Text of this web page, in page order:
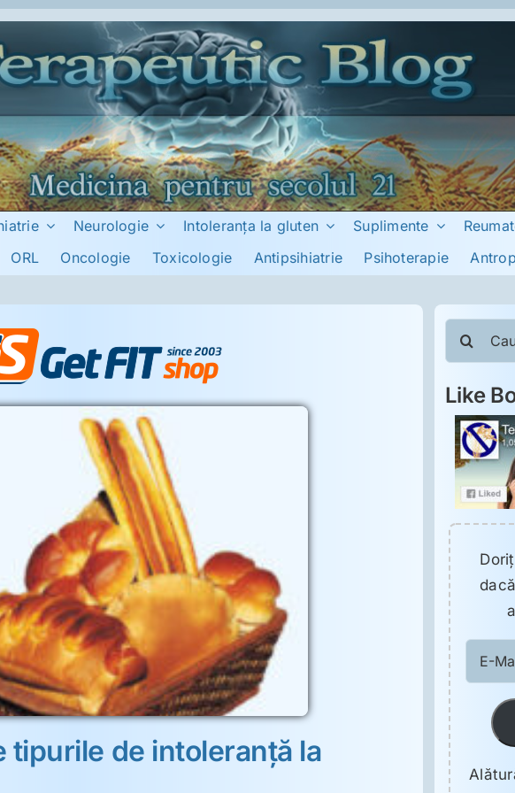
Neurologie Intoleranţa la gluten Suplimente
ORL Oncologie Toxicologie Antipsihiatrie Psihoterapie
tipurile de intoleranţă la
Like
Mail